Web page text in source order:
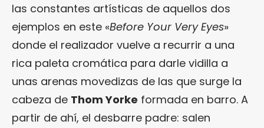
las constantes artísticas de aquellos dos
ejemplos en este «Before Your Very Eyes»
donde el realizador vuelve a recurrir a una
rica paleta cromática para darle vidilla a
unas arenas movedizas de las que surge la
cabeza de Thom Yorke formada en barro. A
partir de ahí, el desbarre padre: salen